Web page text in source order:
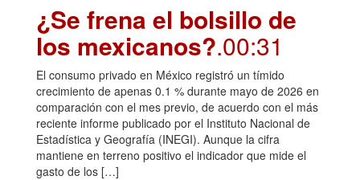
¿Se frena el bolsillo de
los mexicanos?.00:31
El consumo privado en México registró un tímido
crecimiento de apenas 0.1 % durante mayo de 2026 en
comparación con el mes previo, de acuerdo con el más
reciente informe publicado por el Instituto Nacional de
Estadística y Geografía (INEGI). Aunque la cifra
mantiene en terreno positivo el indicador que mide el
gasto de los […]